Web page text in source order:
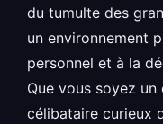
du tumulte des
un environnement
personnel et à la
Que vous soyez
célibataire curieux